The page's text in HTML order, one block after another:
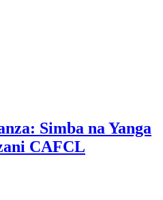
Simba na Yanga
CAFCL